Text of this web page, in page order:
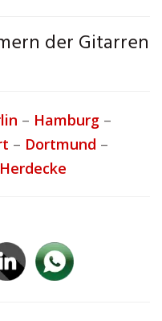
der Gitarren
– Hamburg –
– Dortmund –
Herdecke